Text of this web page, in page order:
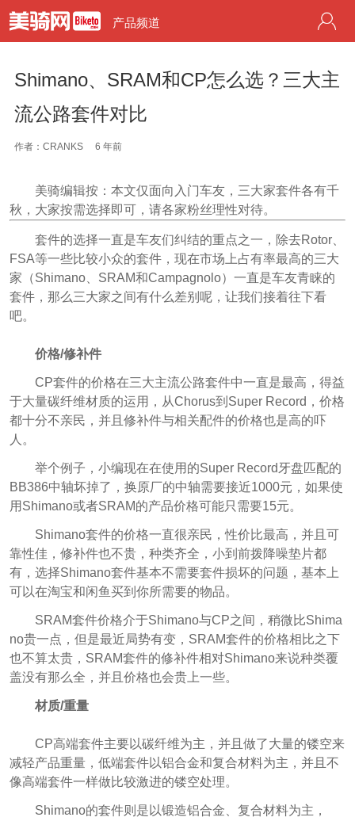
产品频道
Shimano、SRAM和CP怎么选？三大主
流公路套件对比
作者：CRANKS 6 年前
美骑编辑按：本文仅面向入门车友，三大家套件各有千
秋，大家按需选择即可，请各家粉丝理性对待。
套件的选择一直是车友们纠结的重点之一，除去Rotor、
FSA等一些比较小众的套件，现在市场上占有率最高的三大
家（Shimano、SRAM和Campagnolo）一直是车友青睐的
套件，那么三大家之间有什么差别呢，让我们接着往下看
吧。
价格/修补件
CP套件的价格在三大主流公路套件中一直是最高，得益
于大量碳纤维材质的运用，从Chorus到Super Record，价格
都十分不亲民，并且修补件与相关配件的价格也是高的吓
人。
举个例子，小编现在在使用的Super Record牙盘匹配的
BB386中轴坏掉了，换原厂的中轴需要接近1000元，如果使
用Shimano或者SRAM的产品价格可能只需要15元。
Shimano套件的价格一直很亲民，性价比最高，并且可
靠性佳，修补件也不贵，种类齐全，小到前拨降噪垫片都
有，选择Shimano套件基本不需要套件损坏的问题，基本上
可以在淘宝和闲鱼买到你所需要的物品。
SRAM套件价格介于Shimano与CP之间，稍微比Shima
no贵一点，但是最近局势有变，SRAM套件的价格相比之下
也不算太贵，SRAM套件的修补件相对Shimano来说种类覆
盖没有那么全，并且价格也会贵上一些。
材质/重量
CP高端套件主要以碳纤维为主，并且做了大量的镂空来
减轻产品重量，低端套件以铝合金和复合材料为主，并且不
像高端套件一样做比较激进的镂空处理。
Shimano的套件则是以锻造铝合金、复合材料为主，